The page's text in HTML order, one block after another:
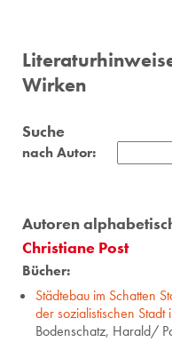
Wirken
Suche
nach Autor:
Autoren
Christiane Post
Bücher:
Städtebau im Schatten
der sozialistischen
Bodenschatz, Harald/